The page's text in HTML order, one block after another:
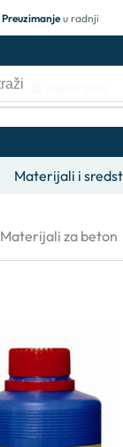
Preuzimanjeu radnji
Materijali i
Materijali za beton